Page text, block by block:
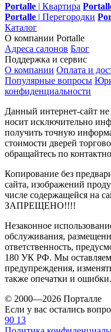
Portalle | Квартира
Portalle | Перегородки
Каталог
О компании Portalle
Адреса салонов Блог
Поддержка и сервис
О компании Оплата и
Популярные вопросы
конфиденциальности
Данный интернет-сайт
носит исключительно
получить точную
стоимости дверей
обращайтесь по
Копирование без
сайта, изображений
числе содержащейся на
ЗАПРЕЩЕНО!!!!
Незаконное
обслуживания,
ответственность,
180 УК РФ. Мы оставляем
предупреждения,
также опечатки и ошибки.
© 2000—2026 Порталле
Если у вас остались
90 13